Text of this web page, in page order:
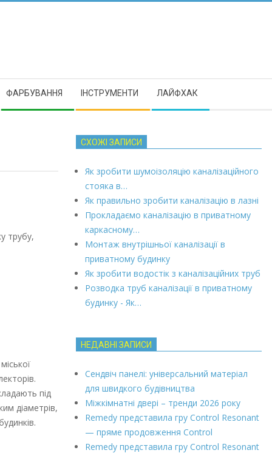
ФАРБУВАННЯ ІНСТРУМЕНТИ ЛАЙФХАК
трубу,
під
діаметрів,
СХОЖІ ЗАПИСИ
Як зробити шумоізоляцію каналізаційного
стояка в…
Як правильно зробити каналізацію в лазні
Прокладаємо каналізацію в приватному
каркасному…
Монтаж внутрішньої каналізації в
приватному будинку
Як зробити водостік з каналізаційних труб
Розводка труб каналізації в приватному
будинку - Як…
НЕДАВНІ ЗАПИСИ
Сендвіч панелі: універсальний матеріал
для швидкого будівництва
Міжкімнатні двері – тренди 2026 року
Remedy представила гру Control Resonant
— пряме продовження Control
Remedy представила гру Control Resonant